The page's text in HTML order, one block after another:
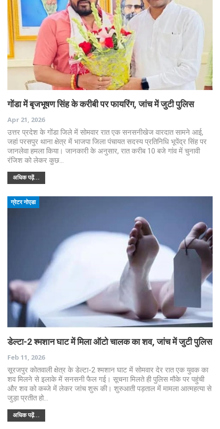
गोंडा में बृजभूषण सिंह के करीबी पर फायरिंग, जांच में जुटी पुलिस
Apr 21, 2026
उत्तर प्रदेश के गोंडा जिले में सोमवार रात एक सनसनीखेज वारदात सामने आई,
जहां परसपुर थाना क्षेत्र में भाजपा जिला पंचायत सदस्य प्रतिनिधि भूपेंद्र सिंह पर
जानलेवा हमला किया। जानकारी के अनुसार, रात करीब 10 बजे गांव में चुनावी
रंजिश को लेकर कुछ…
अधिक पढ़ें...
ग्रेटर नोएडा
डेल्टा-2 श्मशान घाट में मिला ऑटो चालक का शव, जांच में जुटी पुलिस
Feb 11, 2026
सूरजपुर कोतवाली क्षेत्र के डेल्टा-2 श्मशान घाट में सोमवार देर रात एक युवक का
शव मिलने से इलाके में सनसनी फैल गई। सूचना मिलते ही पुलिस मौके पर पहुंची
और शव को कब्जे में लेकर जांच शुरू की। शुरुआती पड़ताल में मामला आत्महत्या से
जुड़ा प्रतीत हो…
अधिक पढ़ें...